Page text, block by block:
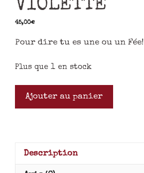
VIOLETTE
45,00€
Pour dire tu es une ou un Fée!
Plus que 1 en stock
Ajouter au panier
Description